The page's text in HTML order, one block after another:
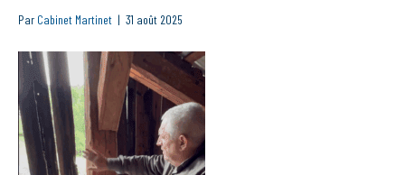
Par Cabinet Martinet | 31 août 2025